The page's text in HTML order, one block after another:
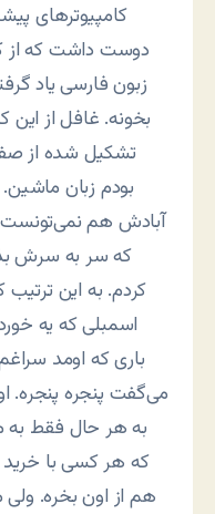
کامپیوترهای
دوست داشت که از
زبون فارسی یاد
بخونه. غافل از
تشکیل شده از
بودم زبان
آبادش هم نمی‌تونست
که سر به سرش
کردم. به این
اسمبلی که یه
باری که اومد
می‌گفت پنجره پنجره.
به هر حال فقط به
که هر کسی با خرید
هم از اون بخره.